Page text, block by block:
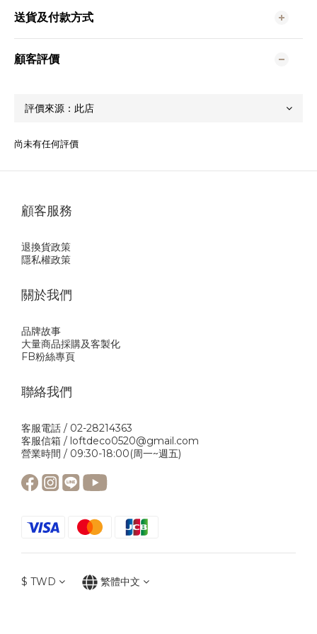
送貨及付款方式
顧客評價
尚未有任何評價
顧客服務
退換貨政策
隱私權政策
關於我們
品牌故事
大量商品採購及客製化
FB粉絲專頁
聯絡我們
客服電話 / 02-28214363
客服信箱 / loftdeco0520@gmail.com
營業時間 / 09:30-18:00(周一~週五)
$ TWD 繁體中文